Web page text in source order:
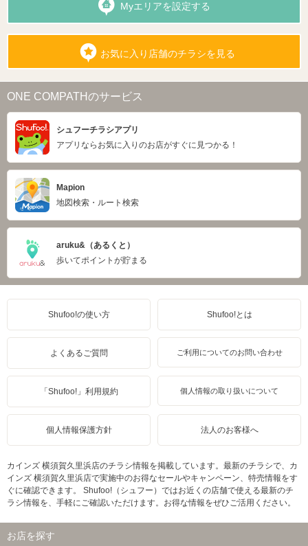
Myエリアを設定する
お気に入り店舗のチラシを見る
ONE COMPATHのサービス
シュフーチラシアプリ
アプリならお気に入りのお店がすぐに見つかる！
Mapion
地図検索・ルート検索
aruku&（あるくと）
歩いてポイントが貯まる
Shufoo!の使い方 Shufoo!とは
よくあるご質問 ご利用についてのお問い合わせ
「Shufoo!」利用規約 個人情報の取り扱いについて
個人情報保護方針 法人のお客様へ
カインズ 横須賀久里浜店のチラシ情報を掲載しています。最新のチラシで、カ
インズ 横須賀久里浜店で実施中のお得なセールやキャンペーン、特売情報をす
ぐに確認できます。 Shufoo!（シュフー）ではお近くの店舗で使える最新のチ
ラシ情報を、手軽にご確認いただけます。お得な情報をぜひご活用ください。
お店を探す